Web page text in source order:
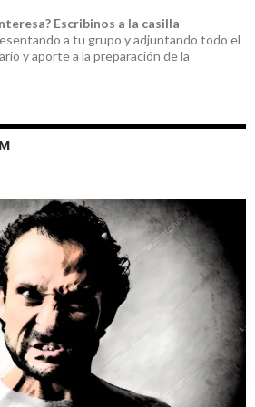
Escribinos a la casilla
a tu grupo y adjuntando todo el
y aporte a la preparación de la